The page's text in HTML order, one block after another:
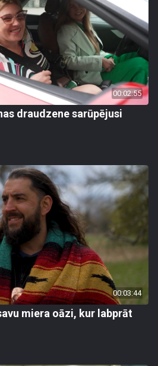
00:02:55
draudzene sarūpējusi
00:03:44
miera oāzi, kur labprāt